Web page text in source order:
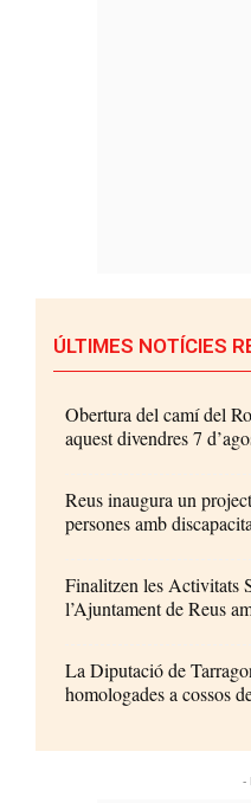
ÚLTIMES NOTÍCIES
Obertura del camí del
aquest divendres 7
Reus inaugura un
persones amb
Finalitzen les Activitats
l’Ajuntament de Reus
La Diputació de
homologades a cossos
-